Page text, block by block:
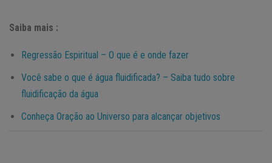
Saiba mais :
Regressão Espiritual – O que é e onde fazer
Você sabe o que é água fluidificada? – Saiba tudo sobre
fluidificação da água
Conheça Oração ao Universo para alcançar objetivos